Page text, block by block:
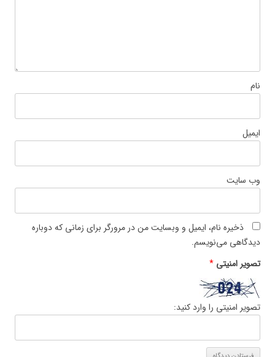
نام
ایمیل
وب‌ سایت
ذخیره نام، ایمیل و وبسایت من در مرورگر برای زمانی که دوباره
دیدگاهی می‌نویسم.
تصویر امنیتی *
تصویر امنیتی را وارد کنید: